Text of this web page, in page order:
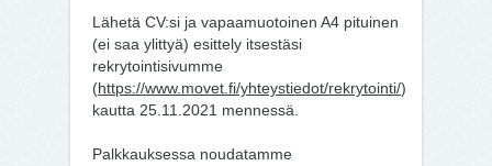
Lähetä CV:si ja vapaamuotoinen A4 pituinen
(ei saa ylittyä) esittely itsestäsi
rekrytointisivumme
(https://www.movet.fi/yhteystiedot/rekrytointi/)
kautta 25.11.2021 mennessä.
Palkkauksessa noudatamme